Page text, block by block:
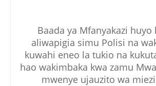
Baada ya Mfanyakazi huyo
aliwapigia simu Polisi na
kuwahi eneo la tukio na
hao wakimbaka kwa zamu
mwenye ujauzito wa